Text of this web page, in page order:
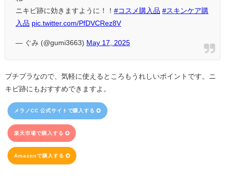
ニキビ跡に効きますように！！ #コスメ購入品 #スキンケア購
入品 pic.twitter.com/PfDVCRez8V
— ぐみ (@gumi3663) May 17, 2025
プチプラなので、気軽に使えるところもうれしいポイントです。ニ
キビ跡にもおすすめできますよ。
メラノCC 公式サイトで購入する
楽天市場で購入する
Amazonで購入する